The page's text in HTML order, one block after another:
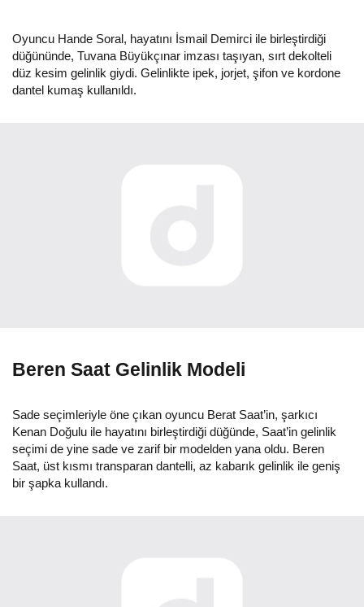
Oyuncu Hande Soral, hayatını İsmail Demirci ile birleştirdiği
düğününde, Tuvana Büyükçınar imzası taşıyan, sırt dekolteli
düz kesim gelinlik giydi. Gelinlikte ipek, jorjet, şifon ve kordone
dantel kumaş kullanıldı.
Beren Saat Gelinlik Modeli
Sade seçimleriyle öne çıkan oyuncu Berat Saat’in, şarkıcı
Kenan Doğulu ile hayatını birleştirdiği düğünde, Saat’in gelinlik
seçimi de yine sade ve zarif bir modelden yana oldu. Beren
Saat, üst kısmı transparan dantelli, az kabarık gelinlik ile geniş
bir şapka kullandı.